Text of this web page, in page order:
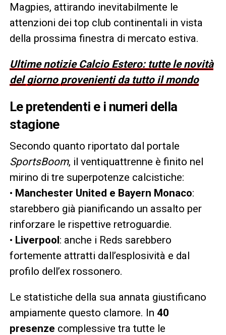
Magpies, attirando inevitabilmente le
attenzioni dei top club continentali in vista
della prossima finestra di mercato estiva.
Ultime notizie Calcio Estero: tutte le novità
del giorno provenienti da tutto il mondo
Le pretendenti e i numeri della
stagione
Secondo quanto riportato dal portale
SportsBoom, il ventiquattrenne è finito nel
mirino di tre superpotenze calcistiche:
• Manchester United e Bayern Monaco:
starebbero già pianificando un assalto per
rinforzare le rispettive retroguardie.
• Liverpool: anche i Reds sarebbero
fortemente attratti dall’esplosività e dal
profilo dell’ex rossonero.
Le statistiche della sua annata giustificano
ampiamente questo clamore. In 40
presenze complessive tra tutte le